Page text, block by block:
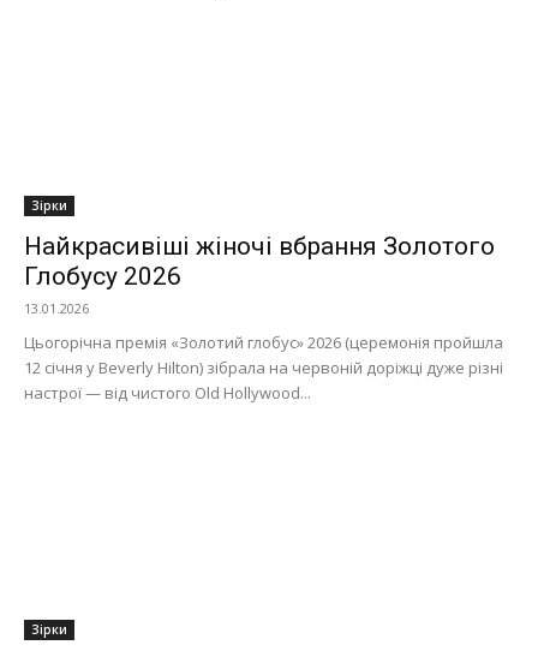
Зірки
Найкрасивіші жіночі вбрання Золотого
Глобусу 2026
13.01.2026
Цьогорічна премія «Золотий глобус» 2026 (церемонія пройшла
12 січня у Beverly Hilton) зібрала на червоній доріжці дуже різні
настрої — від чистого Old Hollywood...
Зірки